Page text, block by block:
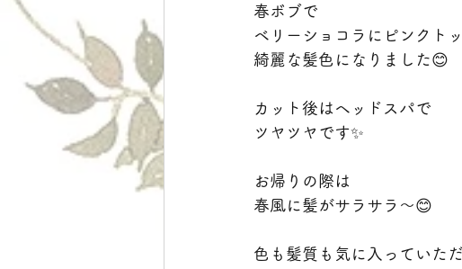
春ボブで
ベリーショコラにピンクト
綺麗な髪色になりました😊
カット後はヘッドスパで
ツヤツヤです✨
お帰りの際は
春風に髪がサラサラ～😊
色も髪質も気に入っていた